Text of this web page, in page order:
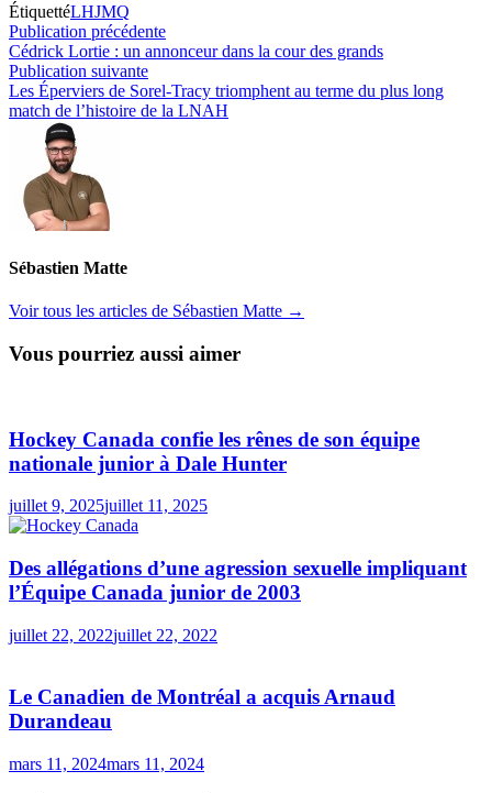
ÉtiquettéLHJMQ
Navigation
de
l’article
Publication précédentePublication
précédente :
Cédrick Lortie : un annonceur dans la cour des grands
Publication suivantePublication
suivante :
Les Éperviers de Sorel-Tracy triomphent au terme du plus long
match de l’histoire de la LNAH
Sébastien Matte
Voir tous les articles de Sébastien Matte →
Vous pourriez aussi aimer
Hockey Canada confie les rênes de son équipe
nationale junior à Dale Hunter
juillet 9, 2025juillet 11, 2025
Des allégations d’une agression sexuelle impliquant
l’Équipe Canada junior de 2003
juillet 22, 2022juillet 22, 2022
Le Canadien de Montréal a acquis Arnaud
Durandeau
mars 11, 2024mars 11, 2024